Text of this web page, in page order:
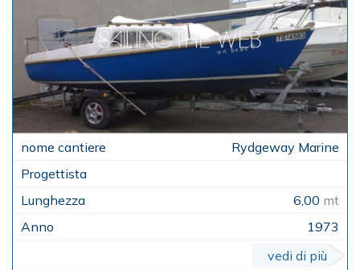
Rydgeway Marine
6,00 mt
1973
vedi di più